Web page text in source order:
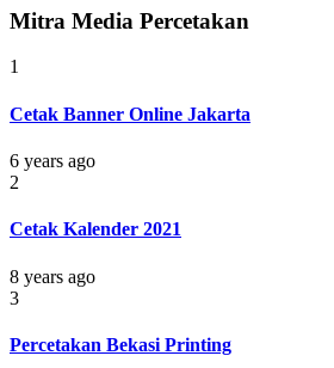
Mitra Media Percetakan
1
Cetak Banner Online Jakarta
6 years ago
2
Cetak Kalender 2021
8 years ago
3
Percetakan Bekasi Printing